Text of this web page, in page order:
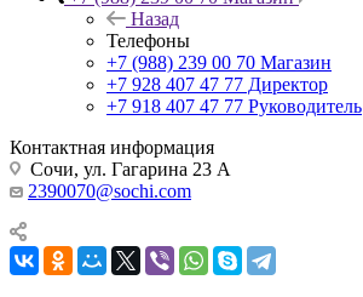
Назад
Телефоны
+7 (988) 239 00 70 Магазин
+7 928 407 47 77 Директор
+7 918 407 47 77 Руководитель
Контактная информация
Сочи, ул. Гагарина 23 А
2390070@sochi.com